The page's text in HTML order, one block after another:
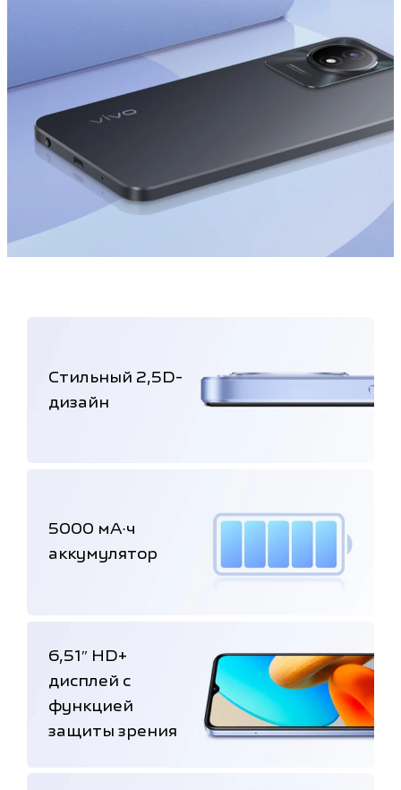
Стильный 2,5D-
дизайн
5000 мА·ч
аккумулятор
6,51″ HD+
дисплей с
функцией
защиты зрения